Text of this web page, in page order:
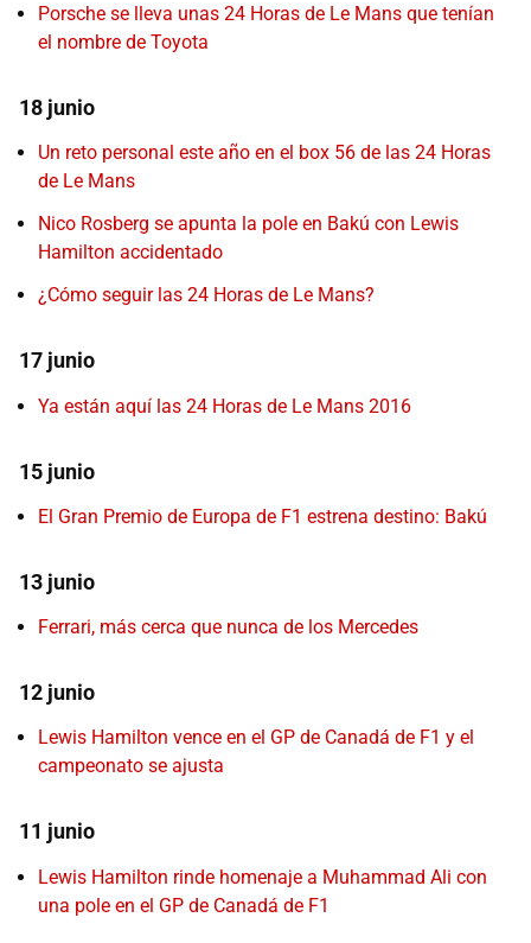
Porsche se lleva unas 24 Horas de Le Mans que tenían
el nombre de Toyota
18 junio
Un reto personal este año en el box 56 de las 24 Horas
de Le Mans
Nico Rosberg se apunta la pole en Bakú con Lewis
Hamilton accidentado
¿Cómo seguir las 24 Horas de Le Mans?
17 junio
Ya están aquí las 24 Horas de Le Mans 2016
15 junio
El Gran Premio de Europa de F1 estrena destino: Bakú
13 junio
Ferrari, más cerca que nunca de los Mercedes
12 junio
Lewis Hamilton vence en el GP de Canadá de F1 y el
campeonato se ajusta
11 junio
Lewis Hamilton rinde homenaje a Muhammad Ali con
una pole en el GP de Canadá de F1